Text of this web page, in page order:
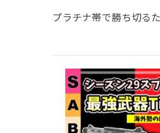
プラチナ帯で勝ち切る